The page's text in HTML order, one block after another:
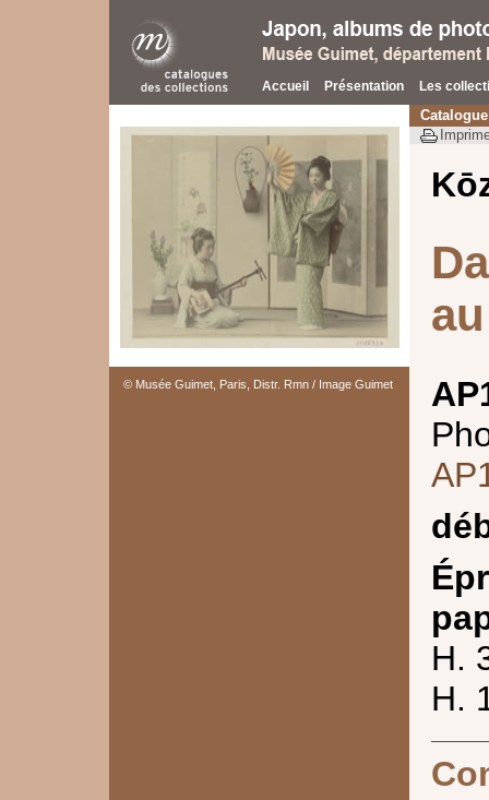
Accueil Présentation Les
© Musée Guimet, Paris, Distr. Rmn / Image Guimet
Catalogue
H.
H.